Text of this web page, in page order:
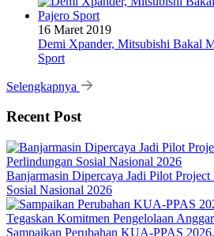
16 Maret 2019
Demi Xpander, Mitsubishi Bakal
Sport
Selengkapnya
Recent Post
Banjarmasin Dipercaya Jadi Pilot
Sosial Nasional 2026
Sampaikan Perubahan KUA-PPAS